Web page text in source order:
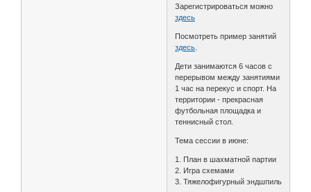
Зарегистрироваться можно
здесь
Посмотреть пример занятий
здесь
Дети занимаются 6 часов с
перерывом между занятиями
1 час на перекус и спорт. На
территории - прекрасная
футбольная площадка и
теннисный стол.
Тема сессии в июне:
1. План в шахматной партии
2. Игра схемами
3. Тяжелофигурный эндшпиль